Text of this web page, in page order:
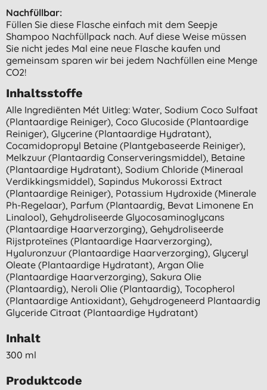
Nachfüllbar:
Füllen Sie diese Flasche einfach mit dem Seepje
Shampoo Nachfüllpack nach. Auf diese Weise müssen
Sie nicht jedes Mal eine neue Flasche kaufen und
gemeinsam sparen wir bei jedem Nachfüllen eine Menge
CO2!
Inhaltsstoffe
Alle Ingrediënten Mét Uitleg: Water, Sodium Coco Sulfaat
(plantaardige Reiniger), Coco Glucoside (plantaardige
Reiniger), Glycerine (plantaardige Hydratant),
Cocamidopropyl Betaine (plantgebaseerde Reiniger),
Melkzuur (plantaardig Conserveringsmiddel), Betaine
(plantaardige Hydratant), Sodium Chloride (mineraal
Verdikkingsmiddel), Sapindus Mukorossi Extract
(plantaardige Reiniger), Potassium Hydroxide (minerale
Ph-Regelaar), Parfum (plantaardig, Bevat Limonene En
Linalool), Gehydroliseerde Glyocosaminoglycans
(plantaardige Haarverzorging), Gehydroliseerde
Rijstproteïnes (plantaardige Haarverzorging),
Hyaluronzuur (plantaardige Haarverzorging), Glyceryl
Oleate (plantaardige Hydratant), Argan Olie
(plantaardige Haarverzorging), Sakura Olie
(plantaardig), Neroli Olie (plantaardig), Tocopherol
(plantaardige Antioxidant), Gehydrogeneerd Plantaardig
Glyceride Citraat (plantaardige Hydratant)
Inhalt
300 ml
Produktcode